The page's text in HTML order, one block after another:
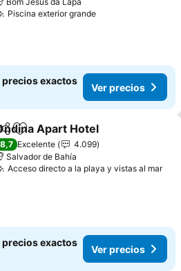
Piscina exterior grande
precios exactos
Ver precios
Agregar a favoritos
Apart Hotel
8,7 Excelente
4.099
Salvador de Bahía
Acceso directo a la playa y vistas al mar
precios exactos
Ver precios